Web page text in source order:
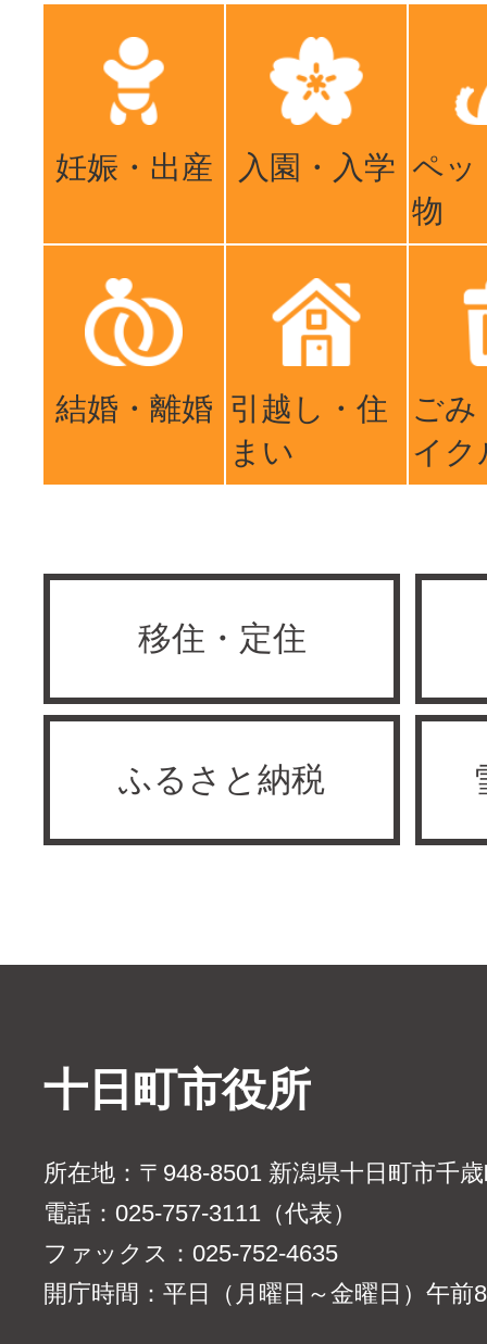
妊娠・出産 入園・入学 ペッ
物
結婚・離婚 引越し・住
まい
ごみ
イク
移住・定住
ふるさと納税
十日町市役所
所在地：〒948-8501 新潟県十日町市千
電話：025-757-3111（代表）
ファックス：025-752-4635
開庁時間：平日（月曜日～金曜日）午前